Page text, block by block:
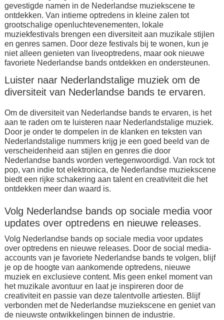
gevestigde namen in de Nederlandse muziekscene te
ontdekken. Van intieme optredens in kleine zalen tot
grootschalige openluchtevenementen, lokale
muziekfestivals brengen een diversiteit aan muzikale stijlen
en genres samen. Door deze festivals bij te wonen, kun je
niet alleen genieten van liveoptredens, maar ook nieuwe
favoriete Nederlandse bands ontdekken en ondersteunen.
Luister naar Nederlandstalige muziek om de
diversiteit van Nederlandse bands te ervaren.
Om de diversiteit van Nederlandse bands te ervaren, is het
aan te raden om te luisteren naar Nederlandstalige muziek.
Door je onder te dompelen in de klanken en teksten van
Nederlandstalige nummers krijg je een goed beeld van de
verscheidenheid aan stijlen en genres die door
Nederlandse bands worden vertegenwoordigd. Van rock tot
pop, van indie tot elektronica, de Nederlandse muziekscene
biedt een rijke schakering aan talent en creativiteit die het
ontdekken meer dan waard is.
Volg Nederlandse bands op sociale media voor
updates over optredens en nieuwe releases.
Volg Nederlandse bands op sociale media voor updates
over optredens en nieuwe releases. Door de social media-
accounts van je favoriete Nederlandse bands te volgen, blijf
je op de hoogte van aankomende optredens, nieuwe
muziek en exclusieve content. Mis geen enkel moment van
het muzikale avontuur en laat je inspireren door de
creativiteit en passie van deze talentvolle artiesten. Blijf
verbonden met de Nederlandse muziekscene en geniet van
de nieuwste ontwikkelingen binnen de industrie.